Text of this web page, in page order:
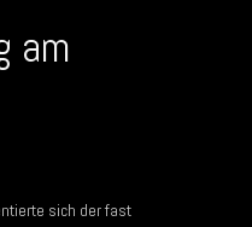
am
sich der fast